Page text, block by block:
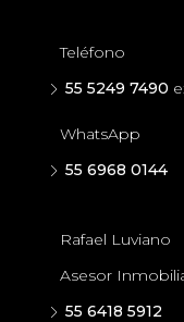
Teléfono
55 5249 7490
WhatsApp
55 6968 0144
Rafael Luviano
Asesor
55 6418 5912